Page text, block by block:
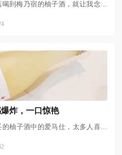
到梅乃宿的柚子酒，就让我念念
炸，一口惊艳
的柚子酒中的爱马仕，太多人喜欢